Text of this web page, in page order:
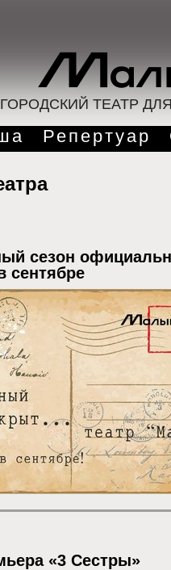
ТЕАТР
Репертуар
сезон
сентябре
«3 Сестры»